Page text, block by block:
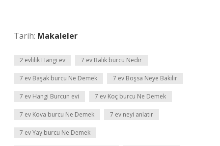
Tarih: Makaleler
2 evlilik Hangi ev 7 ev Balık burcu Nedir
7 ev Başak burcu Ne Demek 7 ev Boşsa Neye Bakılır
7 ev Hangi Burcun evi 7 ev Koç burcu Ne Demek
7 ev Kova burcu Ne Demek 7 ev neyi anlatır
7 ev Yay burcu Ne Demek